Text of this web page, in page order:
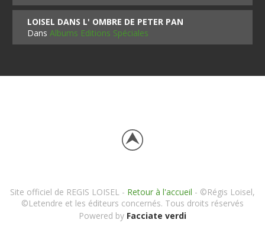
LOISEL DANS L' OMBRE DE PETER PAN
DansAlbums Editions Spéciales
Site officiel de REGIS LOISEL - Retour à l'accueil - ©Régis Loisel,
©Letendre et les éditeurs concernés. Tous droits réservés
Powered by Facciate verdi